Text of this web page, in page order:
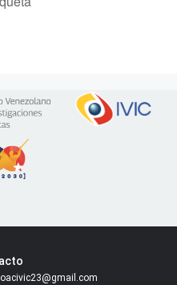
oacivic23@gmail.com